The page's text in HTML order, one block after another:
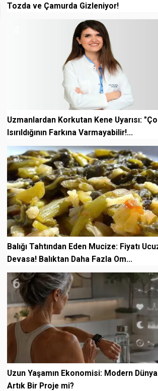
Tozda ve Çamurda Gizleniyor!
Uzmanlardan Korkutan Kene Uyarısı:
Isırıldığının Farkına Varmayabilir!...
5
Balığı Tahtından Eden Mucize: Fiyatı
Devasa! Balıktan Daha Fazla Om...
6
Uzun Yaşamın Ekonomisi: Modern
Artık Bir Proje mi?